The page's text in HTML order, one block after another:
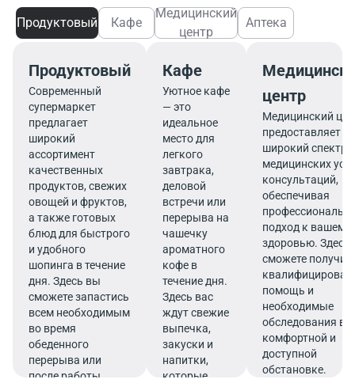
Продуктовый Кафе
Медицинский
центр
Аптека
Продуктовый
Современный
супермаркет
предлагает
широкий
ассортимент
качественных
продуктов, свежих
овощей и фруктов,
а также готовых
блюд для быстрого
и удобного
шопинга в течение
дня. Здесь вы
сможете запастись
всем необходимым
во время
обеденного
перерыва или
после работы.
Кафе
Уютное кафе
— это
идеальное
место для
легкого
завтрака,
деловой
встречи или
перерыва на
чашечку
ароматного
кофе в
течение дня.
Здесь вас
ждут свежие
выпечка,
закуски и
напитки,
которые
центр
Медицинский
предоставляет
широкий спектр
медицинских
консультаций,
обеспечивая
подход к вашему
здоровью. Здесь
сможете
помощь и
необходимые
обследования в
комфортной и
доступной
обстановке.